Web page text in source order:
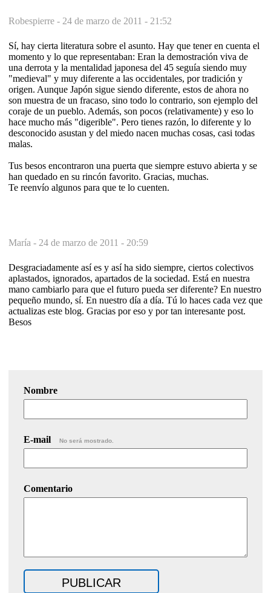
Robespierre - 24 de marzo de 2011 - 21:52
Sí, hay cierta literatura sobre el asunto. Hay que tener en cuenta el
momento y lo que representaban: Eran la demostración viva de
una derrota y la mentalidad japonesa del 45 seguía siendo muy
"medieval" y muy diferente a las occidentales, por tradición y
origen. Aunque Japón sigue siendo diferente, estos de ahora no
son muestra de un fracaso, sino todo lo contrario, son ejemplo del
coraje de un pueblo. Además, son pocos (relativamente) y eso lo
hace mucho más "digerible". Pero tienes razón, lo diferente y lo
desconocido asustan y del miedo nacen muchas cosas, casi todas
malas.
Tus besos encontraron una puerta que siempre estuvo abierta y se
han quedado en su rincón favorito. Gracias, muchas.
Te reenvío algunos para que te lo cuenten.
María - 24 de marzo de 2011 - 20:59
Desgraciadamente así es y así ha sido siempre, ciertos colectivos
aplastados, ignorados, apartados de la sociedad. Está en nuestra
mano cambiarlo para que el futuro pueda ser diferente? En nuestro
pequeño mundo, sí. En nuestro día a día. Tú lo haces cada vez que
actualizas este blog. Gracias por eso y por tan interesante post.
Besos
Nombre
E-mail No será mostrado.
Comentario